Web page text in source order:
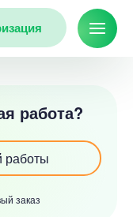
работа?
работы
заказ